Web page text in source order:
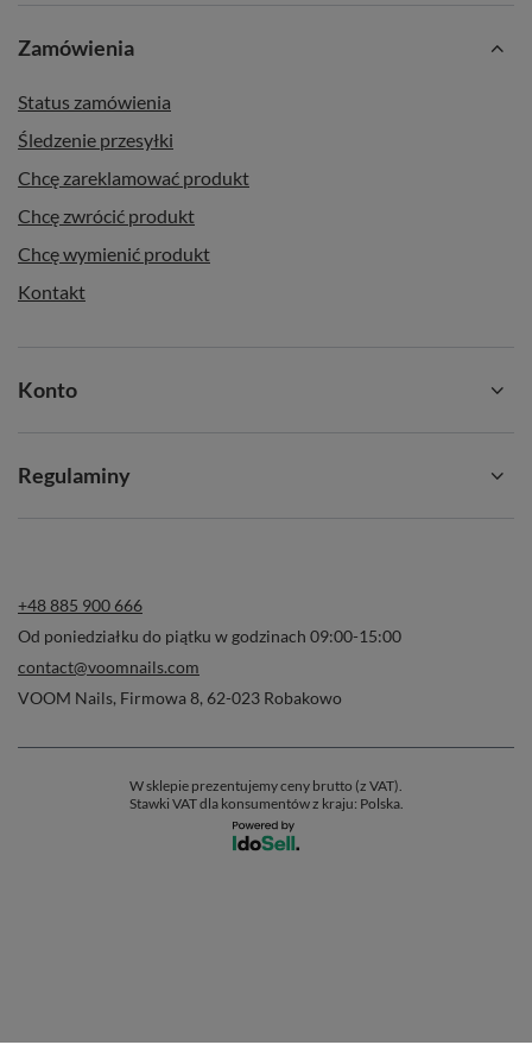
Zamówienia
Status zamówienia
Śledzenie przesyłki
Chcę zareklamować produkt
Chcę zwrócić produkt
Chcę wymienić produkt
Kontakt
Konto
Regulaminy
+48 885 900 666
Od poniedziałku do piątku w godzinach 09:00-15:00
contact@voomnails.com
VOOM Nails, Firmowa 8, 62-023 Robakowo
W sklepie prezentujemy ceny brutto (z VAT).
Stawki VAT dla konsumentów z kraju: Polska.